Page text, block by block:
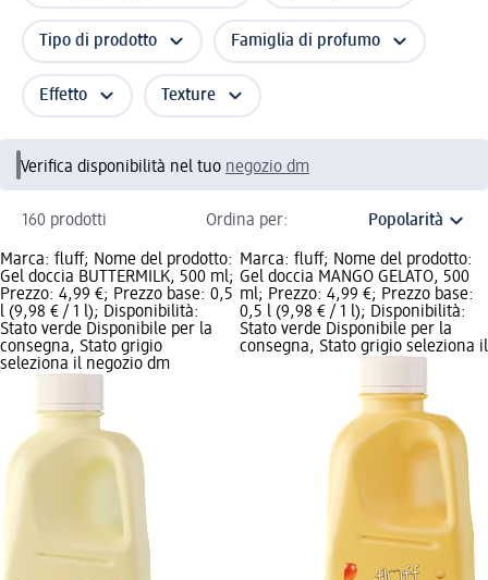
Tipo di prodotto Famiglia di profumo
Effetto Texture
Verifica disponibilità nel tuo negozio dm
160 prodotti Ordina per:
Marca: fluff; Nome del prodotto:
Gel doccia BUTTERMILK, 500 ml;
Prezzo: 4,99 €; Prezzo base: 0,5
l (9,98 € / 1 l); Disponibilità:
Stato verde Disponibile per la
consegna, Stato grigio
seleziona il negozio dm
Marca: fluff; Nome del prodotto:
Gel doccia MANGO GELATO, 500
ml; Prezzo: 4,99 €; Prezzo base:
0,5 l (9,98 € / 1 l); Disponibilità:
Stato verde Disponibile per la
consegna, Stato grigio seleziona il